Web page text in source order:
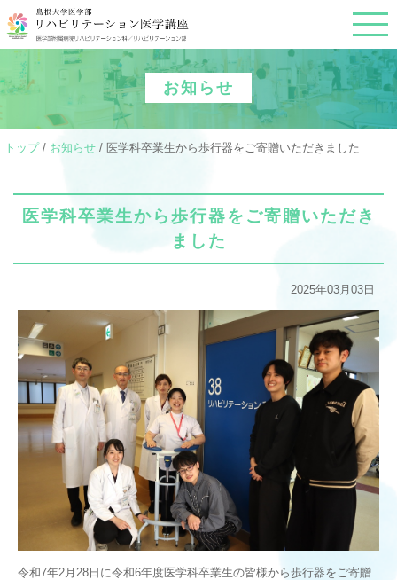
このページの本文へ
お知らせ
現
位
置：
トップ/ お知らせ / 医学科卒業生から歩行器をご寄贈いただきました
医学科卒業生から歩行器をご寄贈いただき
ました
2025年03月03日
令和7年2月28日に令和6年度医学科卒業生の皆様から歩行器をご寄贈